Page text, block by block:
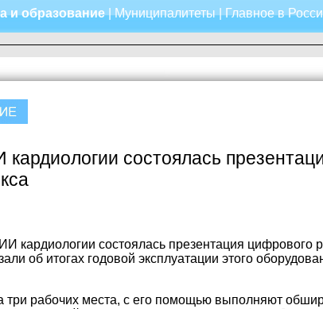
и образование|Муниципалитеты|Главное в
состоялась
кардиологии состоялась презентация цифрового
об итогах годовой эксплуатации этого
три рабочих места, с его помощью выполняют